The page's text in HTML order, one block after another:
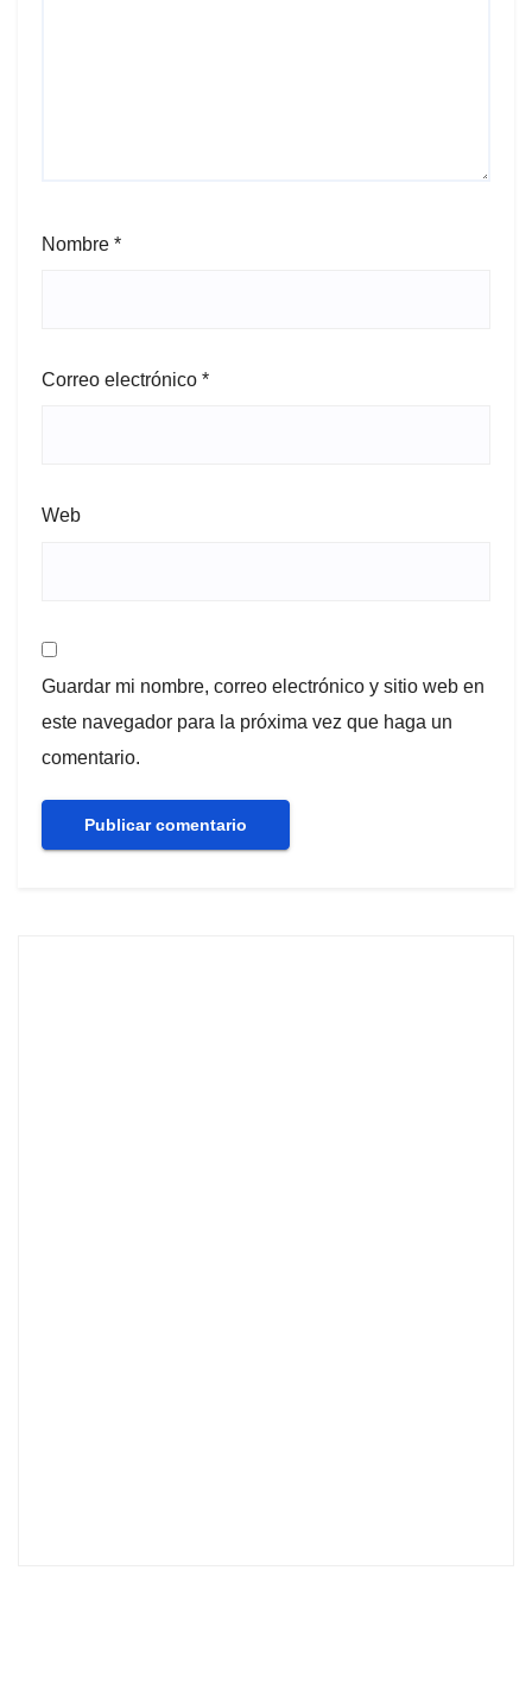
Nombre *
Correo electrónico *
Web
Guardar mi nombre, correo electrónico y sitio web en
este navegador para la próxima vez que haga un
comentario.